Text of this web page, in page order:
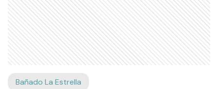
Bañado La Estrella